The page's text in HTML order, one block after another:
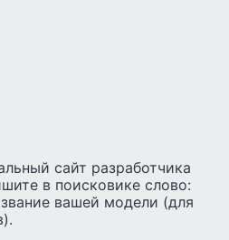
сайт разработчика
в поисковике слово:
вашей модели (для